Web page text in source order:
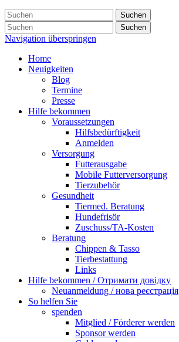
Suchen
Suchen
Navigation überspringen
Home
Neuigkeiten
Blog
Termine
Presse
Hilfe bekommen
Voraussetzungen
Hilfsbedürftigkeit
Anmelden
Versorgung
Futterausgabe
Mobile Futterversorgung
Tierzubehör
Gesundheit
Tiermed. Beratung
Hundefrisör
Zuschuss/TA-Kosten
Beratung
Chippen & Tasso
Tierbestattung
Links
Hilfe bekommen / Отримати довідку
Neuanmeldung / нова реєстрація
So helfen Sie
spenden
Mitglied / Förderer werden
Sponsor werden